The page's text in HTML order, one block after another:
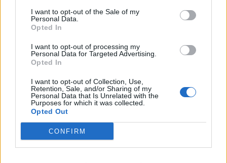
I want to opt-out of the Sale of my
Personal Data.
Opted In
I want to opt-out of processing my
Personal Data for Targeted Advertising.
Opted In
I want to opt-out of Collection, Use,
Retention, Sale, and/or Sharing of my
Personal Data that Is Unrelated with the
Purposes for which it was collected.
Opted Out
CONFIRM